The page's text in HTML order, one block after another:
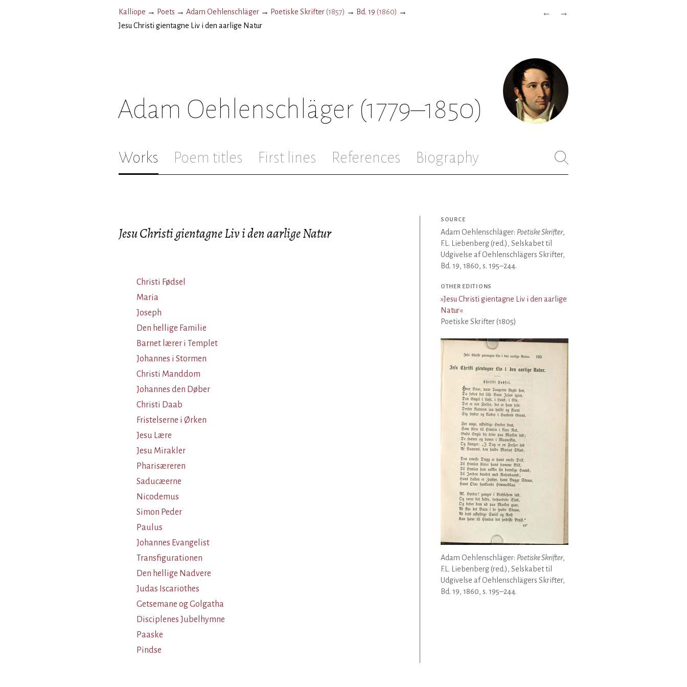
Kalliope → Poets → Adam Oehlenschläger → Poetiske Skrifter(1857) → Bd. 19 (1860) →
Jesu Christi gientagne Liv i den aarlige Natur
← →
Adam Oehlenschläger (1779–1850)
Works Poem titles First lines References Biography
Jesu Christi gientagne Liv i den aarlige Natur
Christi Fødsel
Maria
Joseph
Den hellige Familie
Barnet lærer i Templet
Johannes i Stormen
Christi Manddom
Johannes den Døber
Christi Daab
Fristelserne i Ørken
Jesu Lære
Jesu Mirakler
Pharisæreren
Saducæerne
Nicodemus
Simon Peder
Paulus
Johannes Evangelist
Transfigurationen
Den hellige Nadvere
Judas Iscariothes
Getsemane og Golgatha
Disciplenes Jubelhymne
Paaske
Pindse
SOURCE
Adam Oehlenschläger: Poetiske Skrifter,
F.L. Liebenberg (red.), Selskabet til
Udgivelse af Oehlenschlägers Skrifter,
Bd. 19, 1860, s. 195–244.
OTHER EDITIONS
»Jesu Christi gientagne Liv i den aarlige
Natur«
Poetiske Skrifter (1805)
Adam Oehlenschläger: Poetiske Skrifter,
F.L. Liebenberg (red.), Selskabet til
Udgivelse af Oehlenschlägers Skrifter,
Bd. 19, 1860, s. 195–244.